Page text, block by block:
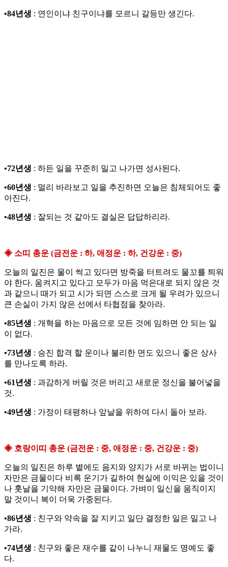
•84년생 : 연인이냐 친구이냐를 모르니 갈등만 생긴다.
•72년생 : 하든 일을 꾸준히 밀고 나가면 성사된다.
•60년생 : 멀리 바라보고 일을 추진하면 오늘은 침체되어도 좋
아진다.
•48년생 : 잘되는 것 같아도 결실은 답답하리라.
◈ 소띠 총운 (금전운 : 하, 애정운 : 하, 건강운 : 중)
오늘의 일진은 물이 썩고 있다면 방죽을 터트려도 물꼬를 틔워
야 한다. 움켜지고 있다고 모두가 마음 먹은대로 되지 않은 것
과 같으니 때가 되고 시가 되면 스스로 크게 될 우려가 있으니
큰 손실이 가지 않은 선에서 타협점을 찾아라.
•85년생 : 개혁을 하는 마음으로 모든 것에 임하면 안 되는 일
이 없다.
•73년생 : 승진 합격 할 운이나 불리한 면도 있으니 좋은 상사
를 만나도록 하라.
•61년생 : 과감하게 버릴 것은 버리고 새로운 정신을 불어넣을
것.
•49년생 : 가정이 태평하나 앞날을 위하여 다시 돌아 보라.
◈ 호랑이띠 총운 (금전운 : 중, 애정운 : 중, 건강운 : 중)
오늘의 일진은 하루 볕에도 음지와 양지가 서로 바뀌는 법이니
자만은 금물이다 비록 운기가 길하여 현실에 이익은 있을 것이
나 훗날을 기약해 자만은 금물이다. 가벼이 일신을 움직이지
말 것이니 복이 더욱 가중된다.
•86년생 : 친구와 약속을 잘 지키고 일단 결정한 일은 밀고 나
가라.
•74년생 : 친구와 좋은 재수를 같이 나누니 재물도 명예도 좋
다.